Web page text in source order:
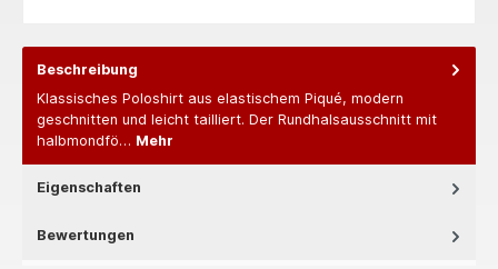
Beschreibung
Klassisches Poloshirt aus elastischem Piqué, modern
geschnitten und leicht tailliert. Der Rundhalsausschnitt mit
halbmondfö… Mehr
Eigenschaften
Bewertungen